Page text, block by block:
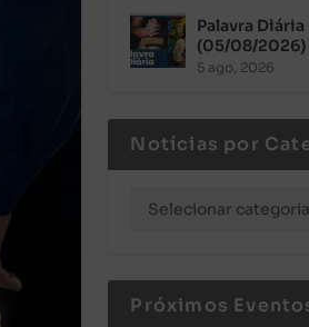
Palavra Diária
(05/08/2026)
5 ago, 2026
Notícias por
Próximos